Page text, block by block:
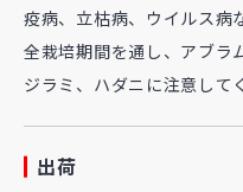
疫病、立枯病、ウイルス病
全栽培期間を通し、アブラ
ジラミ、ハダニに注意して
出荷